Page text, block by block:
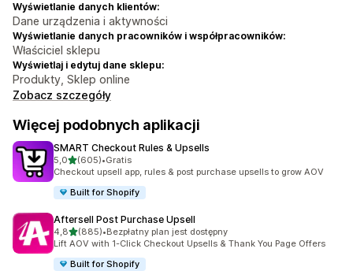
Wyświetlanie danych klientów:
Dane urządzenia i aktywności
Wyświetlanie danych pracowników i współpracowników:
Właściciel sklepu
Wyświetlaj i edytuj dane sklepu:
Produkty, Sklep online
Zobacz szczegóły
Więcej podobnych aplikacji
SMART Checkout Rules & Upsells
5,0na 5 gwiazdek
(605)
Łączna liczba recenzji: 605
•Gratis
Checkout upsell app, rules & post purchase upsells to grow AOV
Built for Shopify
Aftersell Post Purchase Upsell
4,8na 5 gwiazdek
(885)
Łączna liczba recenzji: 885
•Bezpłatny plan jest dostępny
Lift AOV with 1-Click Checkout Upsells & Thank You Page Offers
Built for Shopify